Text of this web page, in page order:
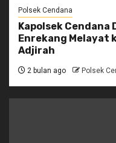
Polsek Cendana
Kapolsek Cendana
Enrekang Melayat
Adjirah
2 bulan ago Polsek